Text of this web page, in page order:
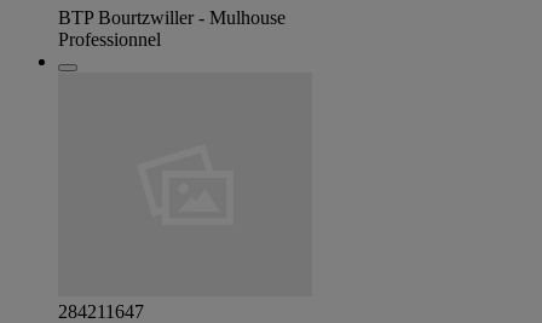
BTP Bourtzwiller - Mulhouse
Professionnel
284211647